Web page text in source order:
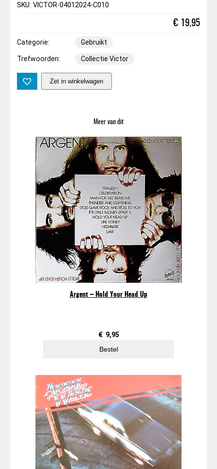
SKU: VICTOR-04012024-C010
€ 19,95
Categorie: Gebruikt
Trefwoorden: Collectie Victor
h
i
–
J
i
n
a
n
t
a
Zet in winkelwagen
Meer van dit
Argent – Hold Your Head Up
€ 9,95
Bestel